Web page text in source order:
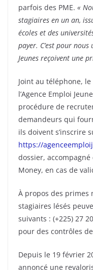
parfois des PME. «
stagiaires en un an,
écoles et des
payer. C’est pour nous
Jeunes reçoivent une
Joint au téléphone,
l’Agence Emploi
procédure de
demandeurs qui
ils doivent s’inscrire
https://
dossier,
Money, en cas de
À propos des primes
stagiaires lésés
suivants : (+225) 27
pour des contrôles
Depuis le 19 février
annoncé une